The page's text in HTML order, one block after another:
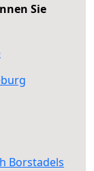
Sie
Borstadels